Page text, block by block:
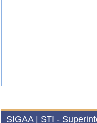
SIGAA | STI -